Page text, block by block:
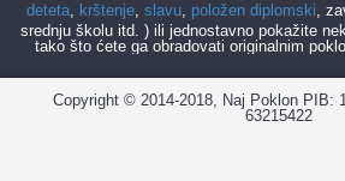
deteta, krštenje, slavu, položen diplomski,
srednju školu itd. ) ili jednostavno pokažite
tako što ćete ga obradovati originalnim
Copyright © 2014-2018, Naj Poklon PIB:
63215422